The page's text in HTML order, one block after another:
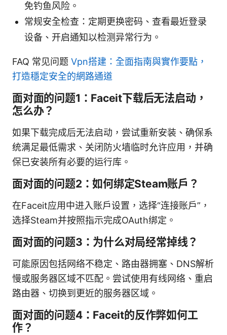
免钓鱼风险。
常规安全检查：定期更换密码、查看最近登录
设备、开启通知以检测异常行为。
FAQ 常见问题 Vpn搭建：全面指南與實作要點，
打造穩定安全的網路通道
面对面的问题1：Faceit下载后无法启动，
怎么办？
如果下载完成后无法启动，尝试重新安装、确保系
统满足最低需求、关闭防火墙临时允许应用，并确
保已安装所有必要的运行库。
面对面的问题2：如何绑定Steam账户？
在Faceit应用中进入账户设置，选择“连接账户”，
选择Steam并按照指示完成OAuth绑定。
面对面的问题3：为什么对局经常掉线？
可能原因包括网络不稳定、路由器拥塞、DNS解析
慢或服务器区域不匹配。尝试使用有线网络、重启
路由器、切换到更近的服务器区域。
面对面的问题4：Faceit的反作弊如何工
作？